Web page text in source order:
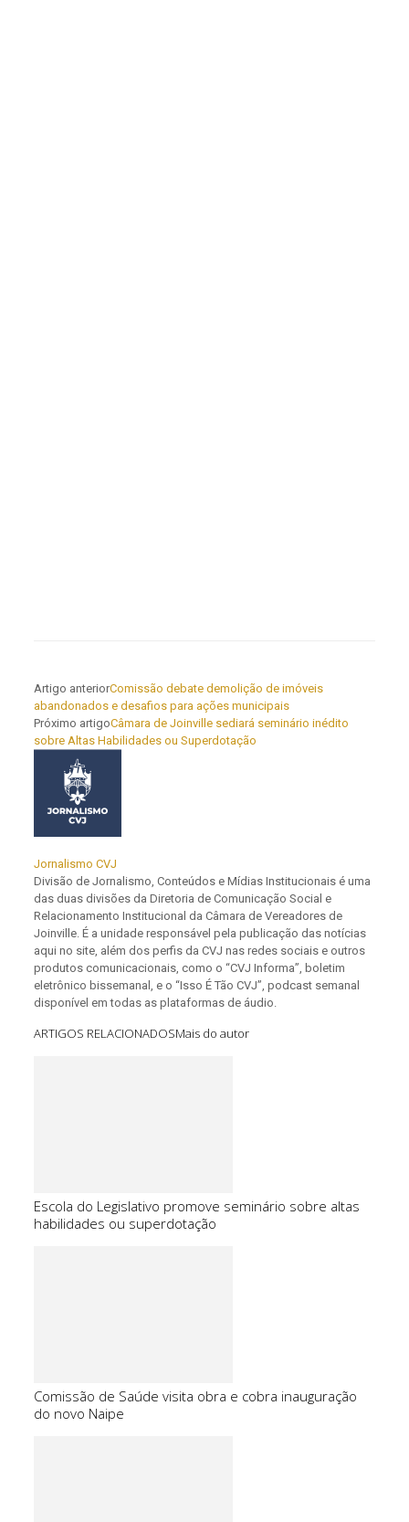
Artigo anteriorComissão debate demolição de imóveis
abandonados e desafios para ações municipais
Próximo artigoCâmara de Joinville sediará seminário inédito
sobre Altas Habilidades ou Superdotação
Jornalismo CVJ
Divisão de Jornalismo, Conteúdos e Mídias Institucionais é uma
das duas divisões da Diretoria de Comunicação Social e
Relacionamento Institucional da Câmara de Vereadores de
Joinville. É a unidade responsável pela publicação das notícias
aqui no site, além dos perfis da CVJ nas redes sociais e outros
produtos comunicacionais, como o “CVJ Informa”, boletim
eletrônico bissemanal, e o “Isso É Tão CVJ”, podcast semanal
disponível em todas as plataformas de áudio.
ARTIGOS RELACIONADOSMais do autor
Escola do Legislativo promove seminário sobre altas
habilidades ou superdotação
Comissão de Saúde visita obra e cobra inauguração
do novo Naipe